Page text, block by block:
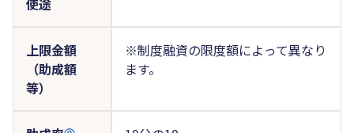
上限金額
（助成額
等）
※制度融資の限度額によって異なり
ます。